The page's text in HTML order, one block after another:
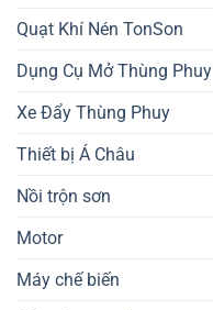
Quạt Khí Nén TonSon
Dụng Cụ Mở Thùng Phuy
Xe Đẩy Thùng Phuy
Thiết bị Á Châu
Nồi trộn sơn
Motor
Máy chế biến